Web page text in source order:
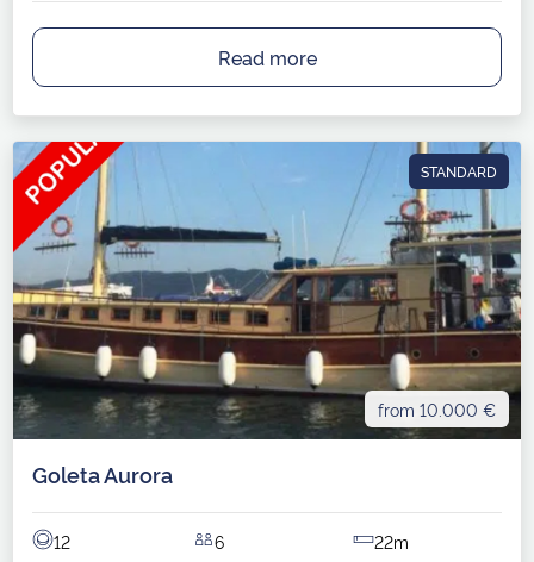
Read more
STANDARD
from 10.000 €
Goleta Aurora
12 6 22m